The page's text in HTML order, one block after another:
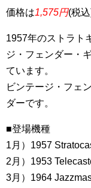
価格は1,575円(税込
1957年のストラト
ジ・フェンダー・
ています。
ビンテージ・フェ
ダーです。
■登場機種
1月）1957
2月）1953
3月）1964